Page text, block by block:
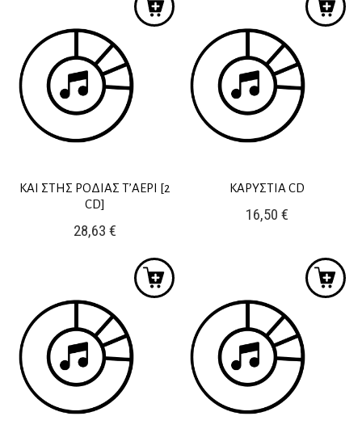
20,77 €. είναι:
14,54 €.
ΚΑΙ ΣΤΗΣ ΡΟΔΙΑΣ Τ’ΑΕΡΙ [2
CD]
28,63€
ΚΑΡΥΣΤΙΑ CD
16,50 €